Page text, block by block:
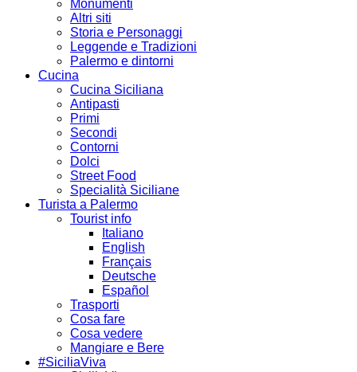
Monumenti
Altri siti
Storia e Personaggi
Leggende e Tradizioni
Palermo e dintorni
Cucina
Cucina Siciliana
Antipasti
Primi
Secondi
Contorni
Dolci
Street Food
Specialità Siciliane
Turista a Palermo
Tourist info
Italiano
English
Français
Deutsche
Español
Trasporti
Cosa fare
Cosa vedere
Mangiare e Bere
#SiciliaViva